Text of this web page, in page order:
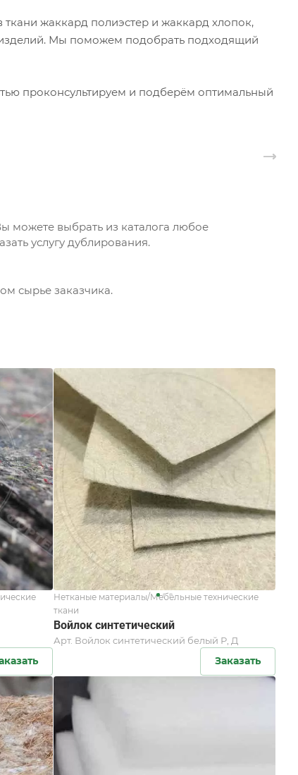
жаккард полиэстер и жаккард хлопок,
Мы поможем подобрать подходящий
проконсультируем и подберём оптимальный
можете выбрать из каталога любое
услугу дублирования.
сырье заказчика.
Нетканые материалы/Мебельные технические
ткани
Войлок синтетический
Арт. Войлок cинтетический белый Р, Д
Заказать